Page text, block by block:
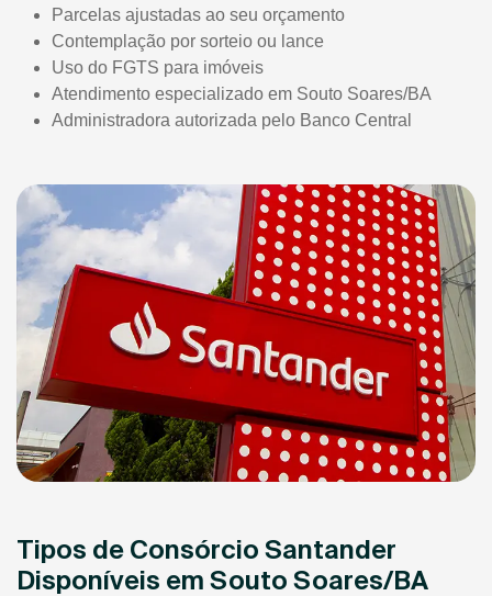
Parcelas ajustadas ao seu orçamento
Contemplação por sorteio ou lance
Uso do FGTS para imóveis
Atendimento especializado em Souto Soares/BA
Administradora autorizada pelo Banco Central
Tipos de Consórcio Santander
Disponíveis em Souto Soares/BA